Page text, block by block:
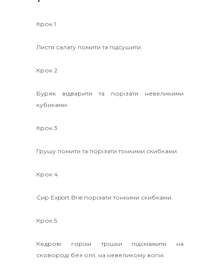
Крок 1
Листя салату помити та підсушити.
Крок 2
Буряк відварити та порізати невеликими
кубиками.
Крок 3
Грушу помити та порізати тонкими скибками.
Крок 4
Сир Export Brie порізати тонкими скибками.
Крок 5
Кедрові горіхи трішки підсмажити на
сковороді без олії, на невеликому вогні.